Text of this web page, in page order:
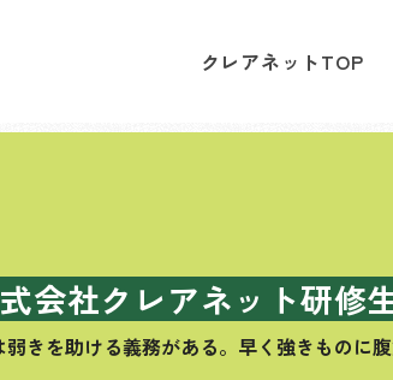
クレアネットTOP
会社クレアネット研修
きを助ける義務がある。 早く強きものに